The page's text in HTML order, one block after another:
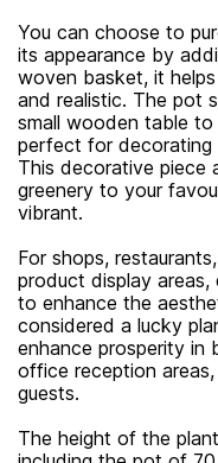
You can choose to
its appearance by
woven basket, it
and realistic. The pot
small wooden table to
perfect for decorating
This decorative piece
greenery to your
vibrant.
For shops,
product display
to enhance the
considered a lucky
enhance prosperity in
office reception
guests.
The height of the